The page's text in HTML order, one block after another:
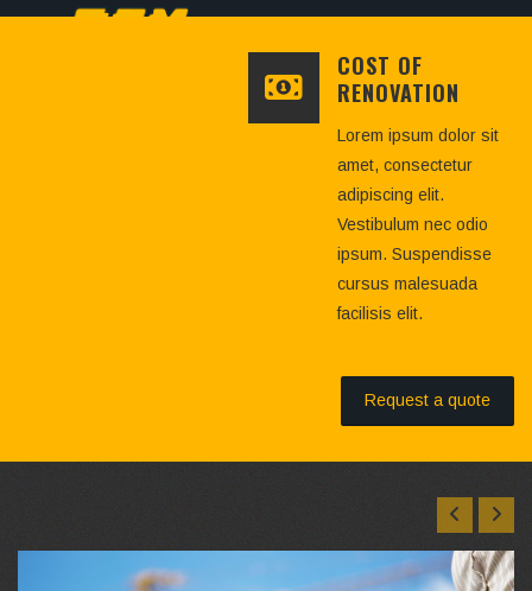
COST OF
RENOVATION
Lorem ipsum dolor sit
amet, consectetur
adipiscing elit.
Vestibulum nec odio
ipsum. Suspendisse
cursus malesuada
facilisis elit.
Request a quote